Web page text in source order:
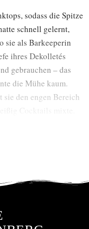
sodass die Spitze
schnell gelernt,
sie als Barkeeperin
ihres Dekolletés
gebrauchen – das
die Mühe kaum.
den engen Bereich
Cocktails mixte.